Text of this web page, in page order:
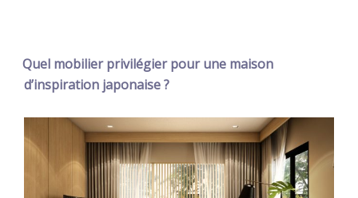
Quel mobilier privilégier pour une maison
d’inspiration japonaise ?